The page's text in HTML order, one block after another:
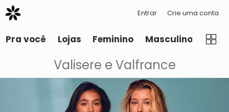
Entrar Crie uma conta
Pra você Lojas Feminino Masculino
Valisere e Valfrance